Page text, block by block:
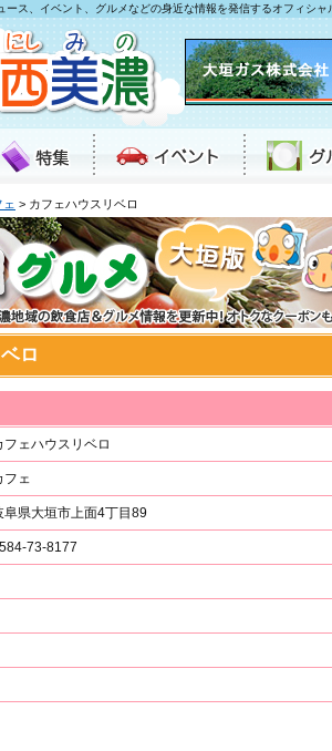
ース、イベント、グルメなどの身近な情報を発信するオフィシャ
ェ > カフェハウスリベロ
ロ
フェハウスリベロ
フェ
阜県大垣市上面4丁目89
73-8177